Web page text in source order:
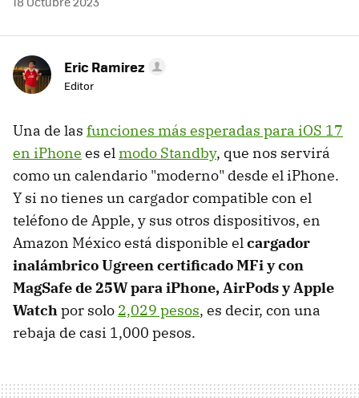
Eric Ramirez
Editor
Una de las funciones más esperadas para iOS 17
en iPhone es elmodo Standby, que nos servirá
como un calendario "moderno" desde el iPhone.
Y si no tienes un cargador compatible con el
teléfono de Apple, y sus otros dispositivos, en
Amazon México está disponible elcargador
inalámbrico Ugreen certificado MFi y con
MagSafe de 25W para iPhone, AirPods y Apple
Watchpor solo 2,029 pesos, es decir, con una
rebaja de casi 1,000 pesos.